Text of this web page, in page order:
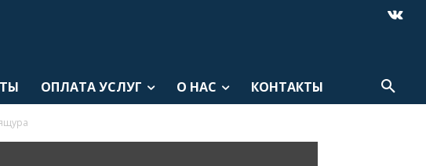
ОПЛАТА УСЛУГ О НАС КОНТАКТЫ